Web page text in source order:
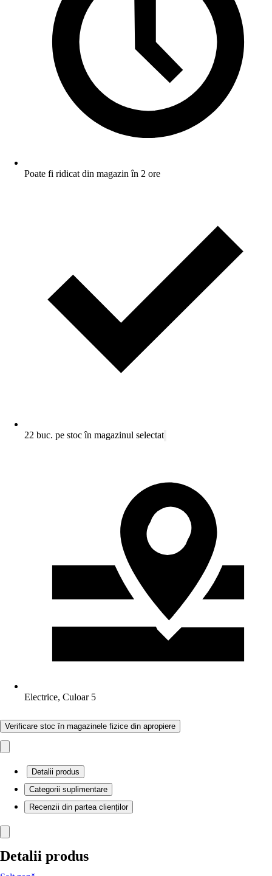
Poate fi ridicat din magazin în 2 ore
22 buc. pe stoc în magazinul selectat
Electrice, Culoar 5
Verificare stoc în magazinele fizice din apropiere
Detalii produs
Categorii suplimentare
Recenzii din partea clienților
Detalii produs